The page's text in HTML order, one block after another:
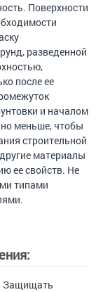
Поверхности
разведенной
после ее
и началом
меньше, чтобы
строительной
материалы
ее свойств. Не
типами
Защищать